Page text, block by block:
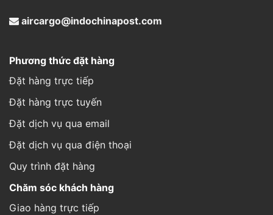
aircargo@indochinapost.com
Phương thức đặt hàng
Đặt hàng trực tiếp
Đặt hàng trực tuyến
Đặt dịch vụ qua email
Đặt dịch vụ qua điện thoại
Quy trình đặt hàng
Chăm sóc khách hàng
Giao hàng trực tiếp